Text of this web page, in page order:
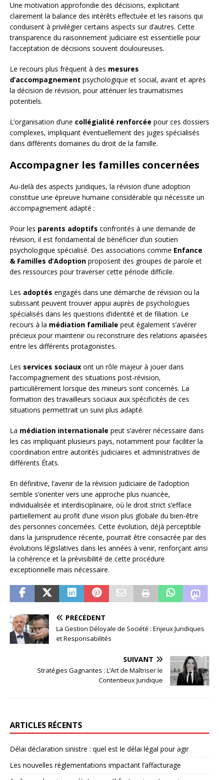
Une motivation approfondie des décisions, explicitant
clairement la balance des intérêts effectuée et les raisons qui
conduisent à privilégier certains aspects sur d’autres. Cette
transparence du raisonnement judiciaire est essentielle pour
l’acceptation de décisions souvent douloureuses.
Le recours plus fréquent à des mesures
d’accompagnement psychologique et social, avant et après
la décision de révision, pour atténuer les traumatismes
potentiels.
L’organisation d’une collégialité renforcée pour ces dossiers
complexes, impliquant éventuellement des juges spécialisés
dans différents domaines du droit de la famille.
Accompagner les familles concernées
Au-delà des aspects juridiques, la révision d’une adoption
constitue une épreuve humaine considérable qui nécessite un
accompagnement adapté :
Pour les parents adoptifs confrontés à une demande de
révision, il est fondamental de bénéficier d’un soutien
psychologique spécialisé. Des associations comme Enfance
& Familles d’Adoption proposent des groupes de parole et
des ressources pour traverser cette période difficile.
Les adoptés engagés dans une démarche de révision ou la
subissant peuvent trouver appui auprès de psychologues
spécialisés dans les questions d’identité et de filiation. Le
recours à la médiation familiale peut également s’avérer
précieux pour maintenir ou reconstruire des relations apaisées
entre les différents protagonistes.
Les services sociaux ont un rôle majeur à jouer dans
l’accompagnement des situations post-révision,
particulièrement lorsque des mineurs sont concernés. La
formation des travailleurs sociaux aux spécificités de ces
situations permettrait un suivi plus adapté.
La médiation internationale peut s’avérer nécessaire dans
les cas impliquant plusieurs pays, notamment pour faciliter la
coordination entre autorités judiciaires et administratives de
différents États.
En définitive, l’avenir de la révision judiciaire de l’adoption
semble s’orienter vers une approche plus nuancée,
individualisée et interdisciplinaire, où le droit strict s’efface
partiellement au profit d’une vision plus globale du bien-être
des personnes concernées. Cette évolution, déjà perceptible
dans la jurisprudence récente, pourrait être consacrée par des
évolutions législatives dans les années à venir, renforçant ainsi
la cohérence et la prévisibilité de cette procédure
exceptionnelle mais nécessaire.
PRÉCÉDENT
La Gestion Déloyale de Société : Enjeux Juridiques
et Responsabilités
SUIVANT
Stratégies Gagnantes : L’Art de Maîtriser le
Contentieux Juridique
ARTICLES RÉCENTS
Délai déclaration sinistre : quel est le délai légal pour agir
Les nouvelles réglementations impactant l’affacturage